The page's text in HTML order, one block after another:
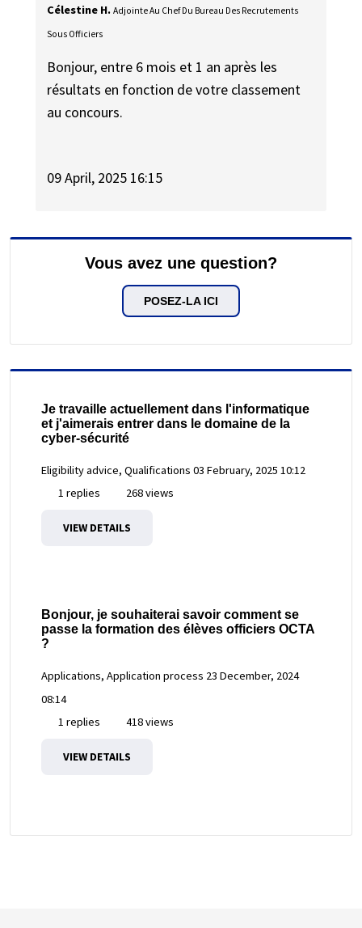
Célestine H. Adjointe Au Chef Du Bureau Des Recrutements
Sous Officiers
Bonjour, entre 6 mois et 1 an après les
résultats en fonction de votre classement
au concours.
09 April, 2025 16:15
Vous avez une question?
POSEZ-LA ICI
Je travaille actuellement dans l'informatique
et j'aimerais entrer dans le domaine de la
cyber-sécurité
Eligibility advice, Qualifications 03 February, 2025 10:12
1 replies
268 views
VIEW DETAILS
Bonjour, je souhaiterai savoir comment se
passe la formation des élèves officiers OCTA
?
Applications, Application process 23 December, 2024
08:14
1 replies
418 views
VIEW DETAILS